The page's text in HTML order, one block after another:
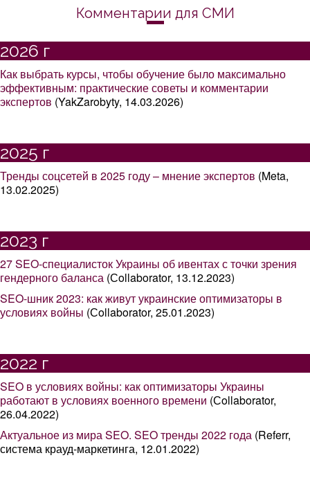
Комментарии для СМИ
2026 г
Как выбрать курсы, чтобы обучение было максимально
эффективным: практические советы и комментарии
экспертов (YakZarobyty, 14.03.2026)
2025 г
Тренды соцсетей в 2025 году – мнение экспертов (Meta,
13.02.2025)
2023 г
27 SEO-специалисток Украины об ивентах с точки зрения
гендерного баланса (Сollaborator, 13.12.2023)
SEO-шник 2023: как живут украинские оптимизаторы в
условиях войны (Сollaborator, 25.01.2023)
2022 г
SEO в условиях войны: как оптимизаторы Украины
работают в условиях военного времени (Сollaborator,
26.04.2022)
Актуальное из мира SEO. SEO тренды 2022 года (Referr,
система крауд-маркетинга, 12.01.2022)